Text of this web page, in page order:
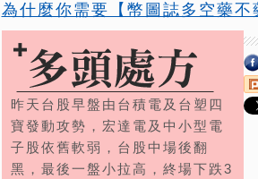
為什麼你需要【幣圖誌多空藥不
昨天台股早盤由台積電及台塑四
寶發動攻勢，宏達電及中小型電
子股依舊軟弱，台股中場後翻
黑，最後一盤小拉高，終場下跌3